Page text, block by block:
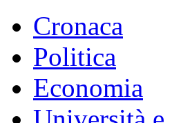
Cronaca
Politica
Economia